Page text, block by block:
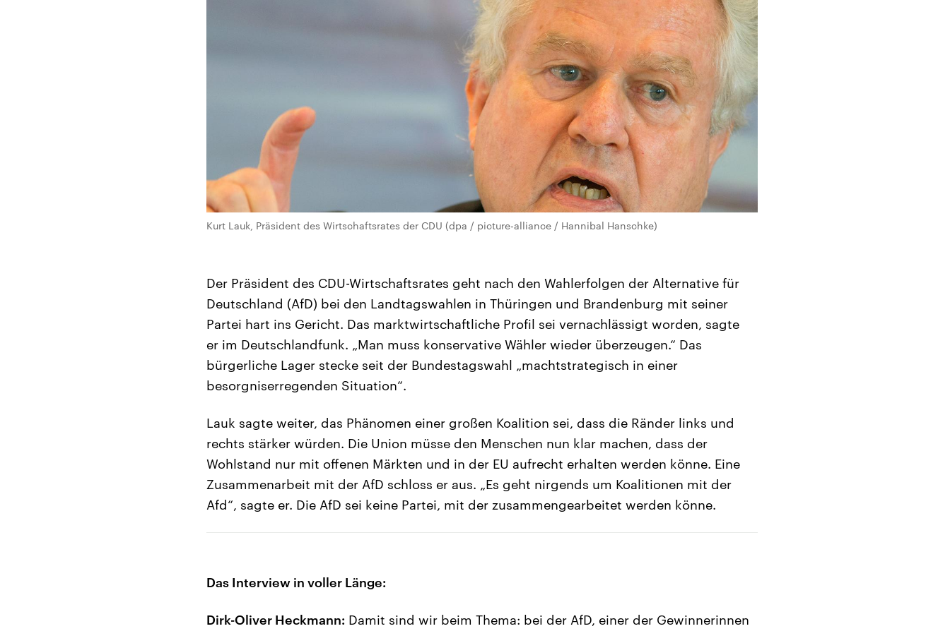
Kurt Lauk, Präsident des Wirtschaftsrates der CDU (dpa / picture-alliance / Hannibal Hanschke)
Der Präsident des CDU-Wirtschaftsrates geht nach den Wahlerfolgen der Alternative für
Deutschland (AfD) bei den Landtagswahlen in Thüringen und Brandenburg mit seiner
Partei hart ins Gericht. Das marktwirtschaftliche Profil sei vernachlässigt worden, sagte
er im Deutschlandfunk. „Man muss konservative Wähler wieder überzeugen.“ Das
bürgerliche Lager stecke seit der Bundestagswahl „machtstrategisch in einer
besorgniserregenden Situation“.
Lauk sagte weiter, das Phänomen einer großen Koalition sei, dass die Ränder links und
rechts stärker würden. Die Union müsse den Menschen nun klar machen, dass der
Wohlstand nur mit offenen Märkten und in der EU aufrecht erhalten werden könne. Eine
Zusammenarbeit mit der AfD schloss er aus. „Es geht nirgends um Koalitionen mit der
Afd“, sagte er. Die AfD sei keine Partei, mit der zusammengearbeitet werden könne.
Das Interview in voller Länge:
Dirk-Oliver Heckmann: Damit sind wir beim Thema: bei der AfD, einer der Gewinnerinnen